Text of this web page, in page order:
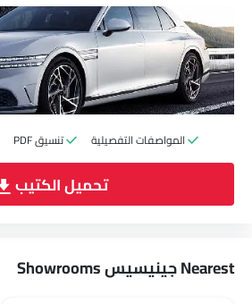
المواصفات التفصيلية تنسيق PDF
تحميل الكتيب
Nearest جينيسيس Showrooms